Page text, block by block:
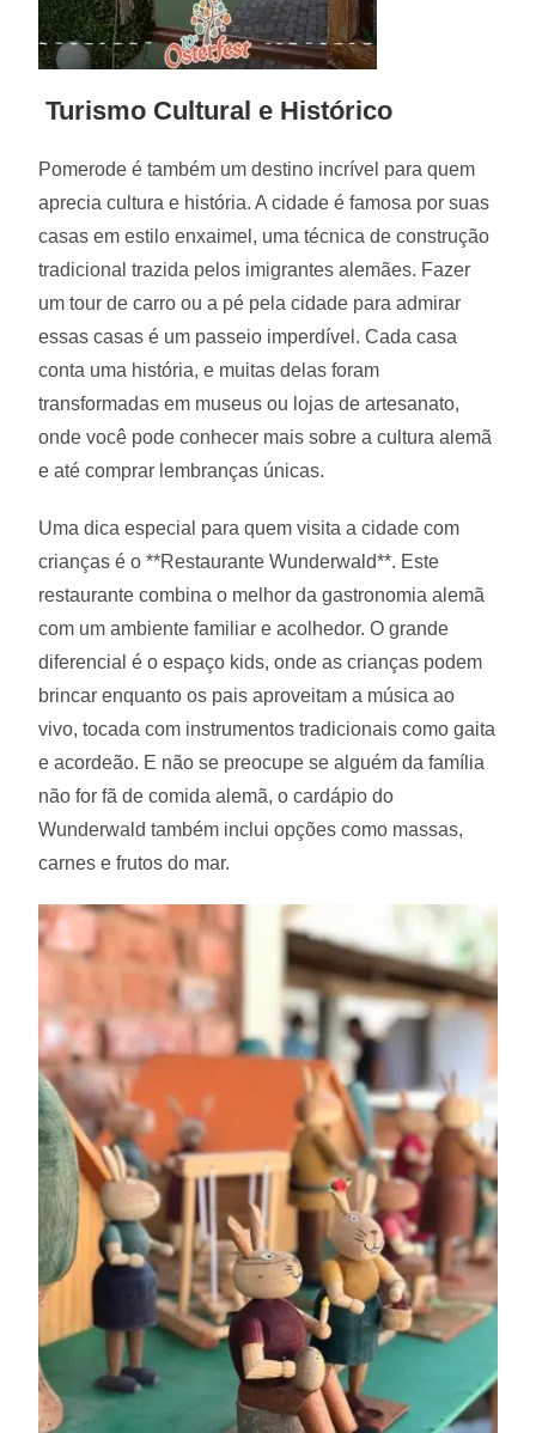
Turismo Cultural e Histórico
Pomerode é também um destino incrível para quem
aprecia cultura e história. A cidade é famosa por suas
casas em estilo enxaimel, uma técnica de construção
tradicional trazida pelos imigrantes alemães. Fazer
um tour de carro ou a pé pela cidade para admirar
essas casas é um passeio imperdível. Cada casa
conta uma história, e muitas delas foram
transformadas em museus ou lojas de artesanato,
onde você pode conhecer mais sobre a cultura alemã
e até comprar lembranças únicas.
Uma dica especial para quem visita a cidade com
crianças é o **Restaurante Wunderwald**. Este
restaurante combina o melhor da gastronomia alemã
com um ambiente familiar e acolhedor. O grande
diferencial é o espaço kids, onde as crianças podem
brincar enquanto os pais aproveitam a música ao
vivo, tocada com instrumentos tradicionais como gaita
e acordeão. E não se preocupe se alguém da família
não for fã de comida alemã, o cardápio do
Wunderwald também inclui opções como massas,
carnes e frutos do mar.